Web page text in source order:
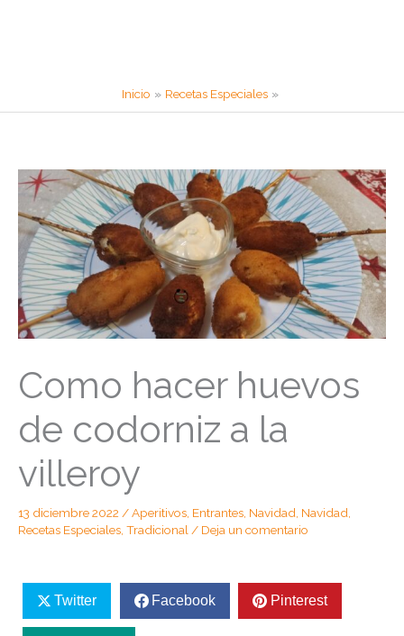
Inicio Recetas Especiales
Como hacer huevos
de codorniz a la
villeroy
13 diciembre 2022 /Aperitivos, Entrantes, Navidad, Navidad,
Recetas Especiales, Tradicional/ Deja un comentario
Twitter Facebook Pinterest